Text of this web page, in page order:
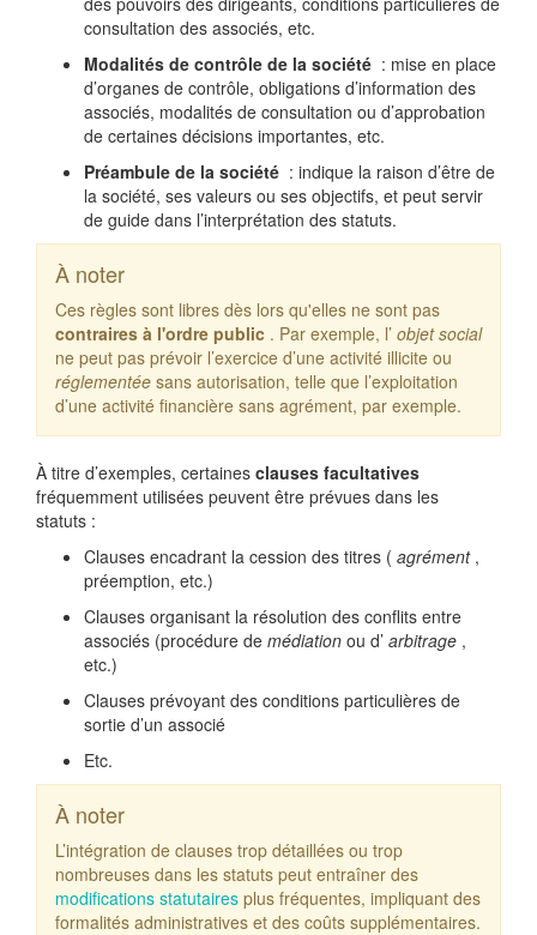
consultation des associés, etc.
Modalités de contrôle de la société : mise en place
d’organes de contrôle, obligations d’information des
associés, modalités de consultation ou d’approbation
de certaines décisions importantes, etc.
Préambule de la société : indique la raison d’être de
la société, ses valeurs ou ses objectifs, et peut servir
de guide dans l’interprétation des statuts.
À noter
Ces règles sont libres dès lors qu'elles ne sont pas
contraires à l'ordre public . Par exemple, l’ objet social
ne peut pas prévoir l’exercice d’une activité illicite ou
réglementée sans autorisation, telle que l’exploitation
d’une activité financière sans agrément, par exemple.
À titre d’exemples, certaines clauses facultatives
fréquemment utilisées peuvent être prévues dans les
statuts :
Clauses encadrant la cession des titres ( agrément ,
préemption, etc.)
Clauses organisant la résolution des conflits entre
associés (procédure de médiation ou d’ arbitrage ,
etc.)
Clauses prévoyant des conditions particulières de
sortie d’un associé
Etc.
À noter
L’intégration de clauses trop détaillées ou trop
nombreuses dans les statuts peut entraîner des
modifications statutaires plus fréquentes, impliquant des
formalités administratives et des coûts supplémentaires.